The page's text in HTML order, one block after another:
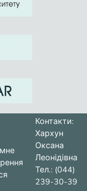
Контакти:
Хархун
Оксана
Леонідівна
Тел.: (044)
239-30-39